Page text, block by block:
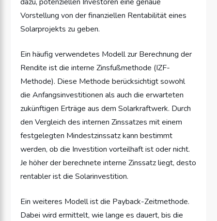
Vorstellung von der finanziellen Rentabilität eines
Solarprojekts zu geben.
Ein häufig verwendetes Modell zur Berechnung der
Rendite ist die interne Zinsfußmethode (IZF-
Methode). Diese Methode berücksichtigt sowohl
die Anfangsinvestitionen als auch die erwarteten
zukünftigen Erträge aus dem Solarkraftwerk. Durch
den Vergleich des internen Zinssatzes mit einem
festgelegten Mindestzinssatz kann bestimmt
werden, ob die Investition vorteilhaft ist oder nicht.
Je höher der berechnete interne Zinssatz liegt, desto
rentabler ist die Solarinvestition.
Ein weiteres Modell ist die Payback-Zeitmethode.
Dabei wird ermittelt, wie lange es dauert, bis die